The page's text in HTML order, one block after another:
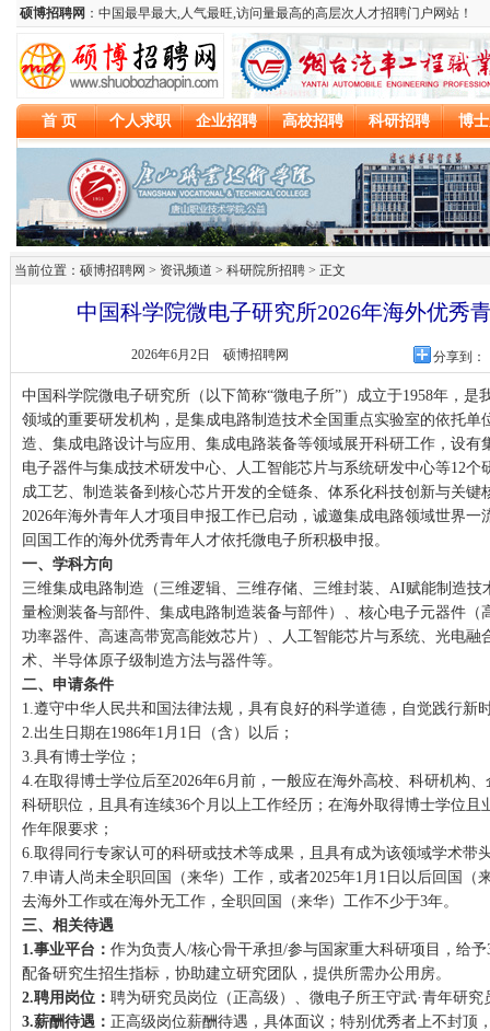
当前位置：硕博招聘网 > 资讯频道 > 科研院所招聘 > 正文
中国科学院微电子研究所2026年海外优秀
2026年6月2日 硕博招聘网 分享到：
中国科学院微电子研究所（以下简称“微电子所”）成立于1958年，是
领域的重要研发机构，是集成电路制造技术全国重点实验室的依托单
造、集成电路设计与应用、集成电路装备等领域展开科研工作，设有
电子器件与集成技术研发中心、人工智能芯片与系统研发中心等12个
成工艺、制造装备到核心芯片开发的全链条、体系化科技创新与关键
2026年海外青年人才项目申报工作已启动，诚邀集成电路领域世界一
回国工作的海外优秀青年人才依托微电子所积极申报。
一、学科方向
三维集成电路制造（三维逻辑、三维存储、三维封装、AI赋能制造技
量检测装备与部件、集成电路制造装备与部件）、核心电子元器件（
功率器件、高速高带宽高能效芯片）、人工智能芯片与系统、光电融
术、半导体原子级制造方法与器件等。
二、申请条件
1.遵守中华人民共和国法律法规，具有良好的科学道德，自觉践行新
2.出生日期在1986年1月1日（含）以后；
3.具有博士学位；
4.在取得博士学位后至2026年6月前，一般应在海外高校、科研机构
科研职位，且具有连续36个月以上工作经历；在海外取得博士学位且
作年限要求；
6.取得同行专家认可的科研或技术等成果，且具有成为该领域学术带
7.申请人尚未全职回国（来华）工作，或者2025年1月1日以后回国（
去海外工作或在海外无工作，全职回国（来华）工作不少于3年。
三、相关待遇
1.事业平台： 作为负责人/核心骨干承担/参与国家重大科研项目，给
配备研究生招生指标，协助建立研究团队，提供所需办公用房。
2.聘用岗位： 聘为研究员岗位（正高级）、微电子所王守武·青年研
3.薪酬待遇： 正高级岗位薪酬待遇，具体面议；特别优秀者上不封顶